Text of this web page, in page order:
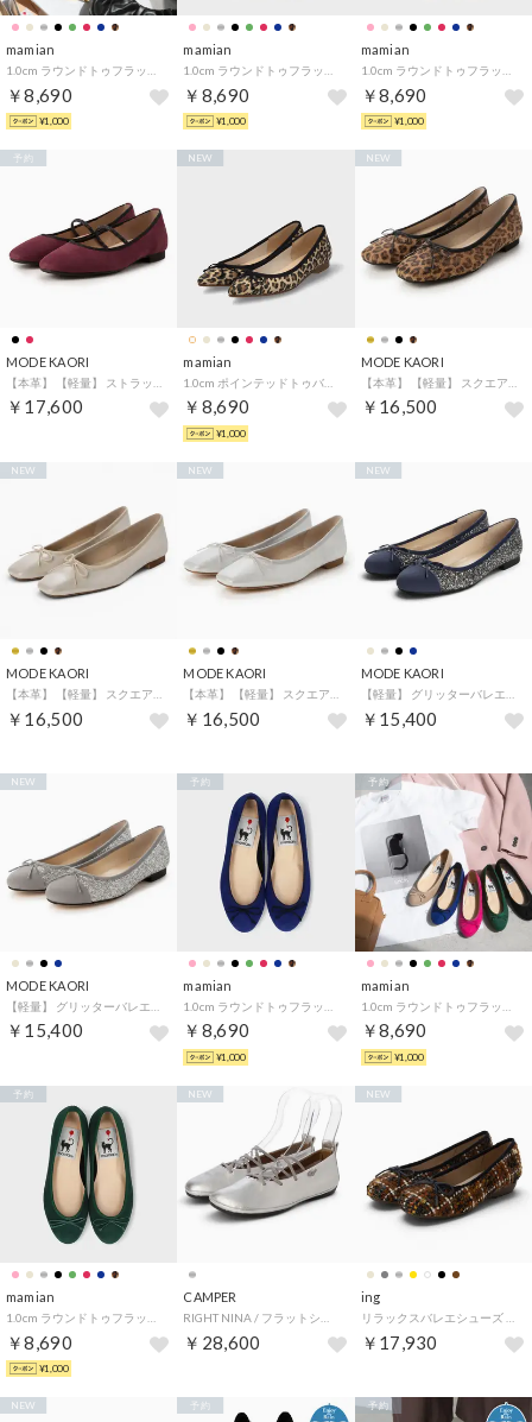
mamian
￥8,690
¥1,000
mamian
￥8,690
¥1,000
mamian
￥8,690
¥1,000
MODE KAORI
￥17,600
予約
mamian
￥8,690
NEW
¥1,000
MODE KAORI
￥16,500
NEW
MODE KAORI
【本革】 【軽量】 スクエアトゥバレエシューズ 15030 （プラチナ）
￥16,500
NEW
MODE KAORI
【本革】 【軽量】 スクエアトゥバレエシューズ 15030 （シルバー）
￥16,500
NEW
MODE KAORI
【軽量】 グリッターバレエシューズ 15029 （ネイビー/C）
￥15,400
NEW
MODE KAORI
￥15,400
NEW
mamian
￥8,690
予約
¥1,000
mamian
￥8,690
予約
¥1,000
mamian
1.0cm ラウンドトゥフラットバレエシューズ／m10201 （グリーンS）
￥8,690
予約
¥1,000
CAMPER
RIGHT NINA / フラットシューズ （シルバー）
￥28,600
NEW
ing
リラックスバレエシューズ （ブラウンキジ）
￥17,930
NEW
NEW 予約 予約